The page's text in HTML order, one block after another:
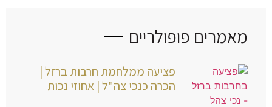
מאמרים פופולריים
פציעה ממלחמת חרבות ברזל |
הכרה כנכי צה"ל | אחוזי נכות